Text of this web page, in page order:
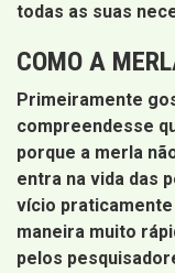
todas as suas
COMO A
Primeiramente
compreendesse
porque a merla
entra na vida das
vício
maneira muito
pelos